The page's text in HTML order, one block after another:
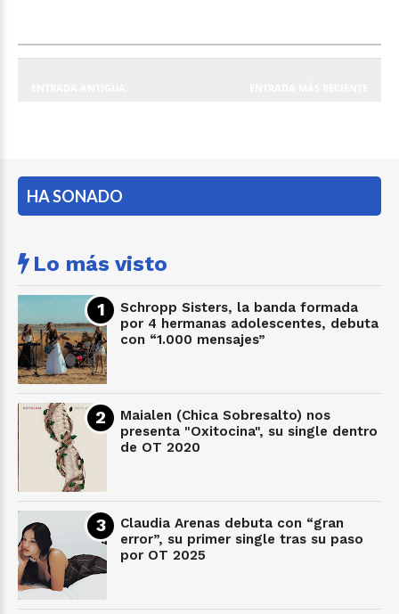
HA SONADO
Lo más visto
Schropp Sisters, la banda formada
por 4 hermanas adolescentes, debuta
con “1.000 mensajes”
Maialen (Chica Sobresalto) nos
presenta "Oxitocina", su single dentro
de OT 2020
Claudia Arenas debuta con “gran
error”, su primer single tras su paso
por OT 2025